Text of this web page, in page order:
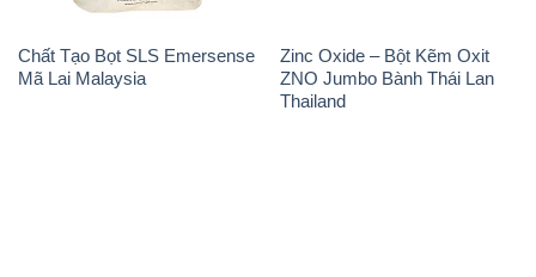
Chất Tạo Bọt SLS Emersense
Mã Lai Malaysia
Zinc Oxide – Bột Kẽm Oxit
ZNO Jumbo Bành Thái Lan
Thailand